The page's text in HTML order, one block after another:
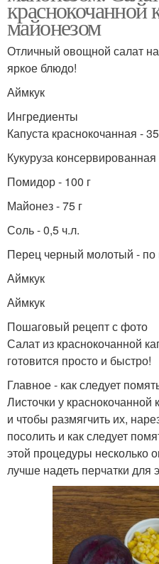
краснокочанной
майонезом
Отличный овощной салат
яркое блюдо!
Аймкук
Ингредиенты
Капуста краснокочанная -
Кукуруза консервированная
Помидор - 100 г
Майонез - 75 г
Соль - 0,5 ч.л.
Перец черный молотый - по
Аймкук
Аймкук
Пошаговый рецепт с фото
Салат из краснокочанной
готовится просто и быстро!
Главное - как следует
Листочки у краснокочанной
и чтобы размягчить их,
посолить и как следует
этой процедуры несколько
лучше надеть перчатки для